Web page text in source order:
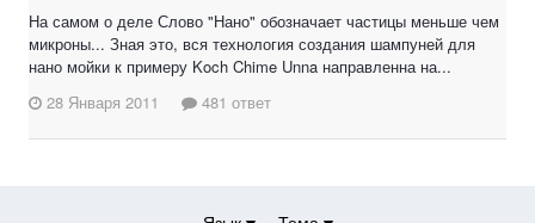
На самом о деле Слово "Нано" обозначает частицы меньше чем
микроны... Зная это, вся технология создания шампуней для
нано мойки к примеру Koch Chime Unna направленна на...
28 Января 2011
481 ответ